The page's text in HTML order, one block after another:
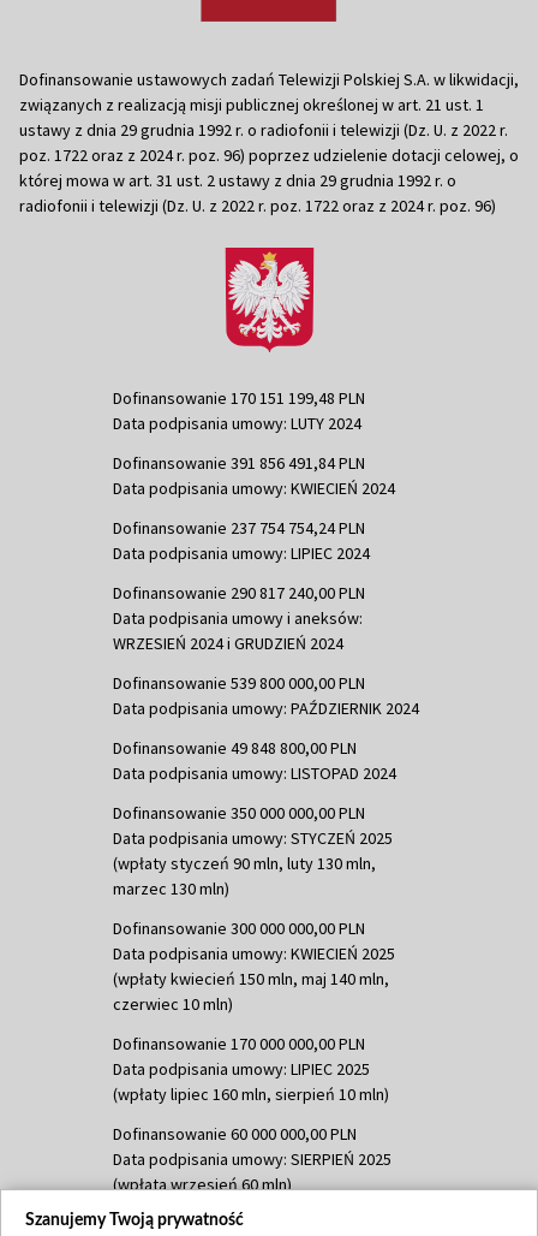
Dofinansowanie ustawowych zadań Telewizji Polskiej S.A. w likwidacji,
związanych z realizacją misji publicznej określonej w art. 21 ust. 1
ustawy z dnia 29 grudnia 1992 r. o radiofonii i telewizji (Dz. U. z 2022 r.
poz. 1722 oraz z 2024 r. poz. 96) poprzez udzielenie dotacji celowej, o
której mowa w art. 31 ust. 2 ustawy z dnia 29 grudnia 1992 r. o
radiofonii i telewizji (Dz. U. z 2022 r. poz. 1722 oraz z 2024 r. poz. 96)
Dofinansowanie 170 151 199,48 PLN
Data podpisania umowy: LUTY 2024
Dofinansowanie 391 856 491,84 PLN
Data podpisania umowy: KWIECIEŃ 2024
Dofinansowanie 237 754 754,24 PLN
Data podpisania umowy: LIPIEC 2024
Dofinansowanie 290 817 240,00 PLN
Data podpisania umowy i aneksów:
WRZESIEŃ 2024 i GRUDZIEŃ 2024
Dofinansowanie 539 800 000,00 PLN
Data podpisania umowy: PAŹDZIERNIK 2024
Dofinansowanie 49 848 800,00 PLN
Data podpisania umowy: LISTOPAD 2024
Dofinansowanie 350 000 000,00 PLN
Data podpisania umowy: STYCZEŃ 2025
(wpłaty styczeń 90 mln, luty 130 mln,
marzec 130 mln)
Dofinansowanie 300 000 000,00 PLN
Data podpisania umowy: KWIECIEŃ 2025
(wpłaty kwiecień 150 mln, maj 140 mln,
czerwiec 10 mln)
Dofinansowanie 170 000 000,00 PLN
Data podpisania umowy: LIPIEC 2025
(wpłaty lipiec 160 mln, sierpień 10 mln)
Dofinansowanie 60 000 000,00 PLN
Data podpisania umowy: SIERPIEŃ 2025
(wpłata wrzesień 60 mln)
Dofinansowanie 635 783 051,21 PLN
Szanujemy Twoją prywatność